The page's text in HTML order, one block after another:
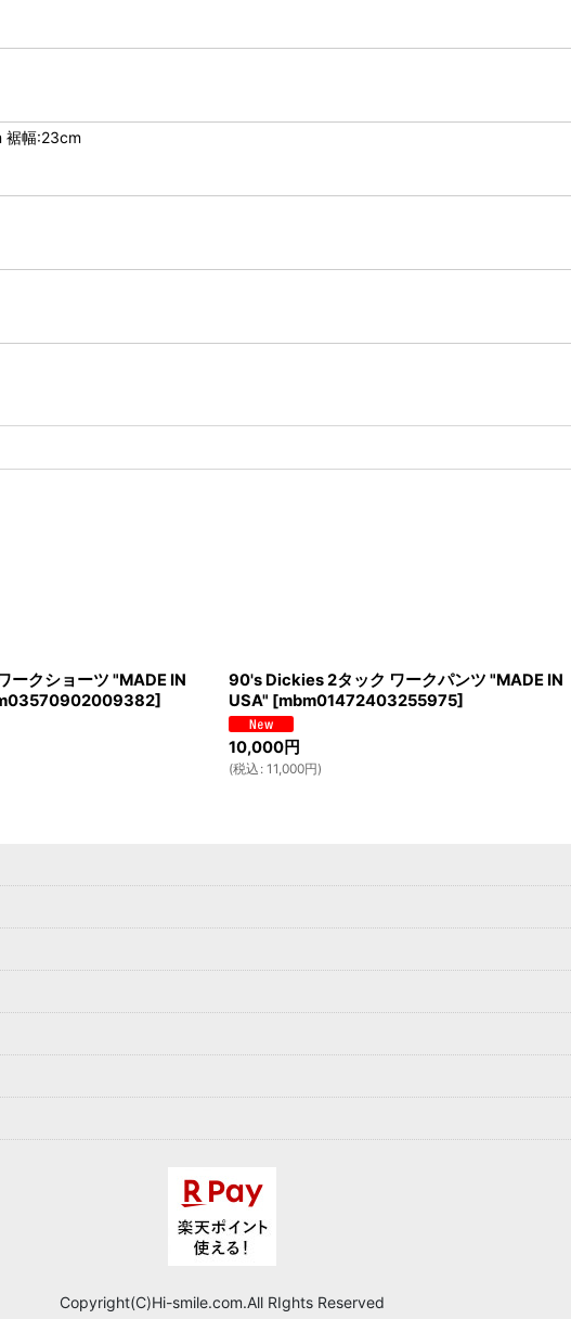
裾幅:23cm
クショーツ "MADE IN
]
90's Dickies 2タック ワークパンツ "MADE IN
USA" [mbm01472403255975]
10,000円
(税込 : 11,000円)
Copyright(C)Hi-smile.com.All RIghts Reserved